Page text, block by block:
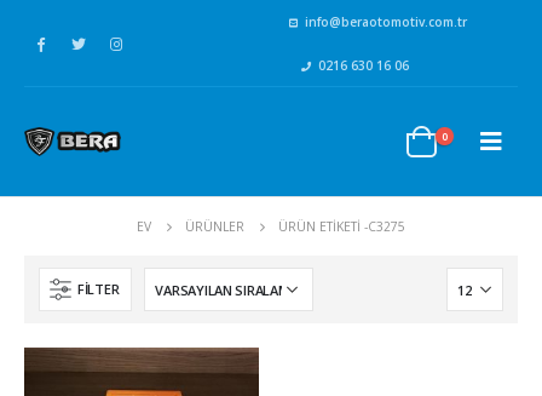
info@beraotomotiv.com.tr
0216 630 16 06
0
EV ÜRÜNLER ÜRÜN ETIKETI -C3275
FILTER